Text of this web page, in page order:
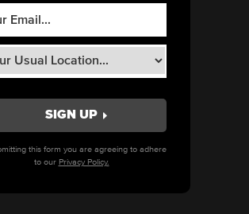
this form you are agreeing to adhere
to our Privacy Policy.